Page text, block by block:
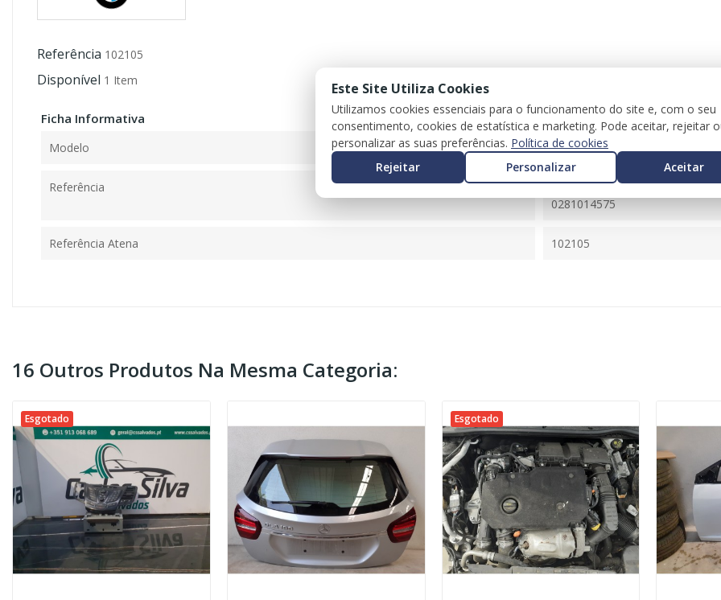
Referência 102105
Disponível 1 Item
Ficha Informativa
Modelo 3 (E90)
Referência
7808125
0281014575
Referência Atena 102105
16 Outros Produtos Na Mesma Categoria:
Esgotado Esgotado
Este Site Utiliza Cookies
Utilizamos cookies essenciais para o funcionamento do site e, com o seu
consentimento, cookies de estatística e marketing. Pode aceitar, rejeitar
personalizar as suas preferências. Política de cookies
Rejeitar
Personalizar Aceitar